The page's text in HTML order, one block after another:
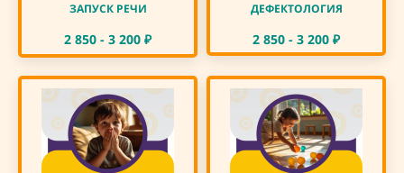
ЗАПУСК РЕЧИ
2 850 - 3 200 ₽
ДЕФЕКТОЛОГИЯ
2 850 - 3 200 ₽